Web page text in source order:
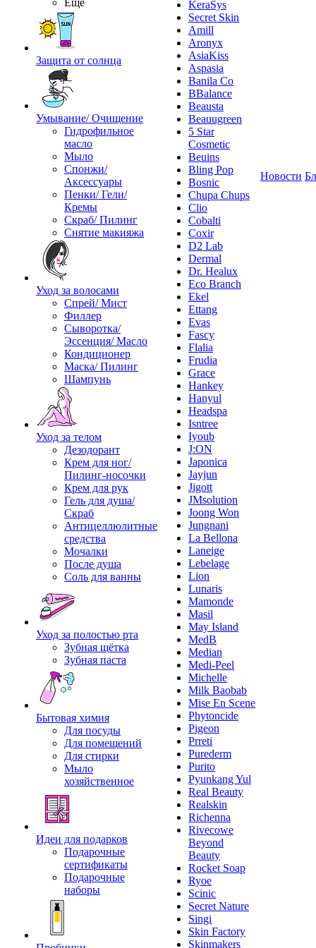
Ещё
Защита от солнца
Умывание/ Очищение
Гидрофильное
масло
Мыло
Спонжи/
Аксессуары
Пенки/ Гели/
Кремы
Скраб/ Пилинг
Снятие макияжа
Уход за волосами
Спрей/ Мист
Филлер
Сыворотка/
Эссенция/ Масло
Кондиционер
Маска/ Пилинг
Шампунь
Уход за телом
Дезодорант
Крем для ног/
Пилинг-носочки
Крем для рук
Гель для душа/
Скраб
Антицеллюлитные
средства
Мочалки
После душа
Соль для ванны
Уход за полостью рта
Зубная щётка
Зубная паста
Бытовая химия
Для посуды
Для помещений
Для стирки
Мыло
хозяйственное
Идеи для подарков
Подарочные
сертификаты
Подарочные
наборы
KeraSys
Secret Skin
Amill
Aronyx
AsiaKiss
Aspasia
Banila Co
BBalance
Beausta
Beauugreen
5 Star
Cosmetic
Beuins
Bling Pop
Bosnic
Chupa Chups
Clio
Cobalti
Coxir
D2 Lab
Dermal
Dr. Healux
Eco Branch
Ekel
Ettang
Evas
Fascy
Flalia
Frudia
Grace
Hankey
Hanyul
Headspa
Isntree
Iyoub
J:ON
Japonica
Jayjun
Jigott
JMsolution
Joong Won
Jungnani
La Bellona
Laneige
Lebelage
Lion
Lunaris
Mamonde
Masil
May Island
MedB
Median
Medi-Peel
Michelle
Milk Baobab
Mise En Scene
Phytoncide
Pigeon
Prreti
Purederm
Purito
Pyunkang Yul
Real Beauty
Realskin
Richenna
Rivecowe
Beyond
Beauty
Rocket Soap
Ryoe
Scinic
Secret Nature
Singi
Skin Factory
Skinmakers
Новости